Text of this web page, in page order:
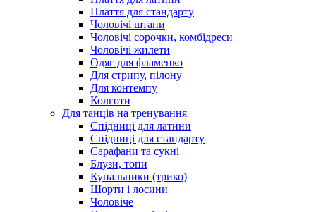
Плаття для стандарту
Чоловічі штани
Чоловічі сорочки, комбідреси
Чоловічі жилети
Одяг для фламенко
Для стрипу, пілону
Для контемпу
Колготи
Для танців на тренування
Спідниці для латини
Спідниці для стандарту
Сарафани та сукні
Блузи, топи
Купальники (трико)
Шорти і лосини
Чоловіче